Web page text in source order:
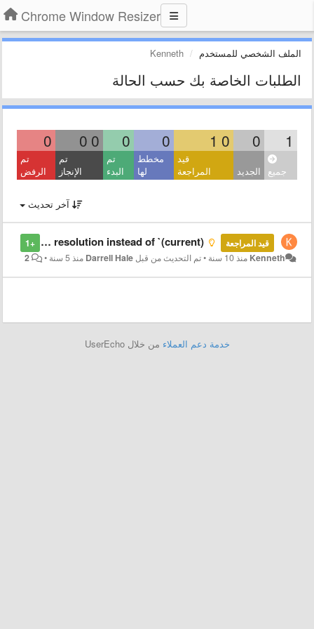
Chrome Window Resizer
الملف الشخصي للمستخدم Kenneth
الطلبات الخاصة بك حسب الحالة
1
0
0
1
0
0
0
0
0
جميع الجديد
قيد
المراجعة
مخطط
لها
تم
البدء
تم
الإنجاز
تم
الرفض
آخر تحديث
+1 قيد المراجعة Show actual current resolution instead of `(current)`
Kenneth منذ 10 سنة •تم التحديث من قبلDarrell Hale منذ 5 سنة •
2
خدمة دعم العملاء من خلال UserEcho